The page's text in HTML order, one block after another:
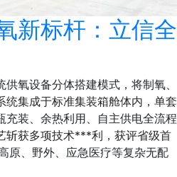
新标杆：立信全
氧设备分体搭建模式，将制氧、
统集成于标准集装箱舱体内，单套
充装、余热利用、自主供电全流程
斩获多项技术***利，获评省级首
原、野外、应急医疗等复杂无配